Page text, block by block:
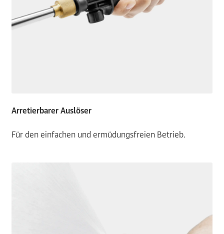
Arretierbarer Auslöser
Für den einfachen und ermüdungsfreien Betrieb.